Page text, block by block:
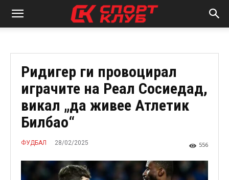
Ридигер ги провоцирал
играчите на Реал Сосиедад,
викал „да живее Атлетик
Билбао“
ФУДБАЛ 28/02/2025 556